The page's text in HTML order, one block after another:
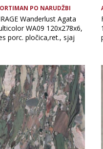
PO NARUDŽBI
Wanderlust Agata
WA09 120x278x6,
porc. pločica,ret., sjaj